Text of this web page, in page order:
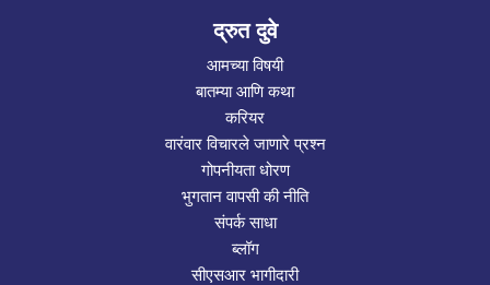
द्रुत दुवे
आमच्या विषयी
बातम्या आणि कथा
करियर
वारंवार विचारले जाणारे प्रश्न
गोपनीयता धोरण
भुगतान वापसी की नीति
संपर्क साधा
ब्लॉग
सीएसआर भागीदारी